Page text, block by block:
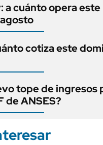
a cuánto opera este
cotiza este
tope de ingresos
de ANSES?